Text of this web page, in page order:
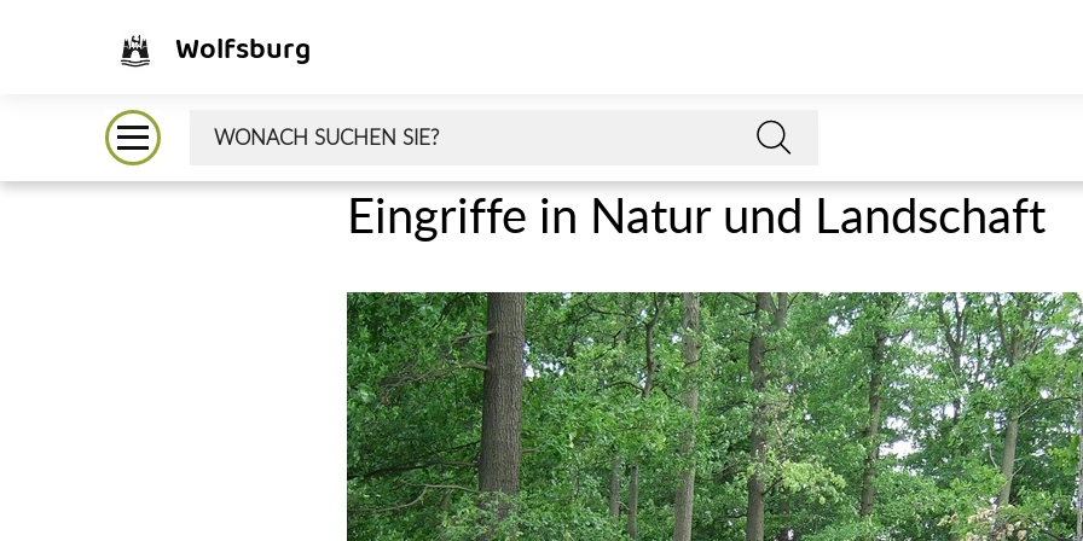
Wolfsburg
Eingriffe in Natur und Landschaft